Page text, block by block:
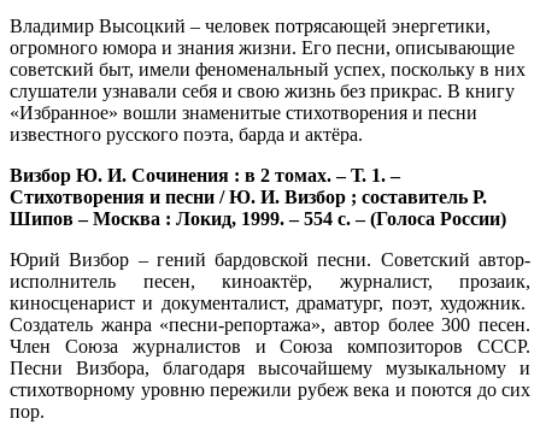
Владимир Высоцкий – человек потрясающей энергетики,
огромного юмора и знания жизни. Его песни, описывающие
советский быт, имели феноменальный успех, поскольку в них
слушатели узнавали себя и свою жизнь без прикрас. В книгу
«Избранное» вошли знаменитые стихотворения и песни
известного русского поэта, барда и актёра.
Визбор Ю. И. Сочинения : в 2 томах. – Т. 1. –
Стихотворения и песни / Ю. И. Визбор ; составитель Р.
Шипов – Москва : Локид, 1999. – 554 с. – (Голоса России)
Юрий Визбор – гений бардовской песни. Советский автор-
исполнитель песен, киноактёр, журналист, прозаик,
киносценарист и документалист, драматург, поэт, художник.
Создатель жанра «песни-репортажа», автор более 300 песен.
Член Союза журналистов и Союза композиторов СССР.
Песни Визбора, благодаря высочайшему музыкальному и
стихотворному уровню пережили рубеж века и поются до сих
пор.